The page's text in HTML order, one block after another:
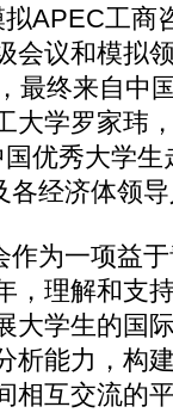
APEC工商
会议和模拟
最终来自中
大学罗家玮
优秀大学生
经济体领
为一项益于
，理解和支
大学生的国
析能力，构
相互交流的